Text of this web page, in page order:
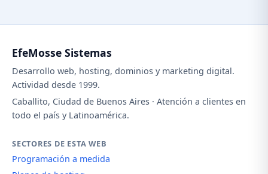
EfeMosse Sistemas
Desarrollo web, hosting, dominios y marketing digital.
Actividad desde 1999.
Caballito, Ciudad de Buenos Aires · Atención a clientes en
todo el país y Latinoamérica.
SECTORES DE ESTA WEB
Programación a medida